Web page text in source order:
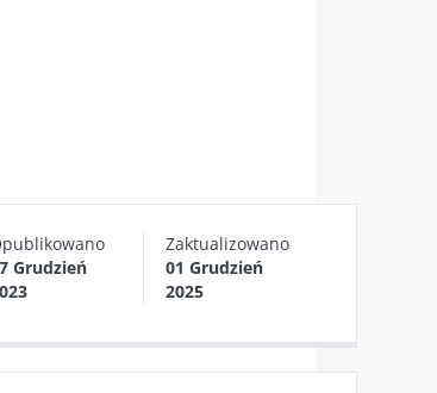
Grudzień
Zaktualizowano
01 Grudzień
2025